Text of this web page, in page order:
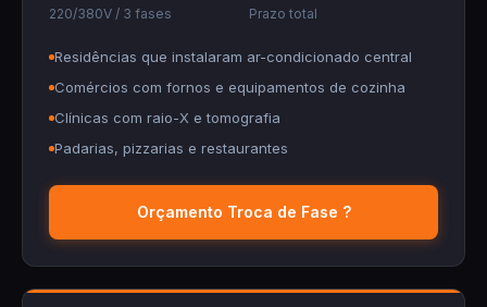
220/380V / 3 fases Prazo total
Residências que instalaram ar-condicionado central
Comércios com fornos e equipamentos de cozinha
Clínicas com raio-X e tomografia
Padarias, pizzarias e restaurantes
Orçamento Troca de Fase ?